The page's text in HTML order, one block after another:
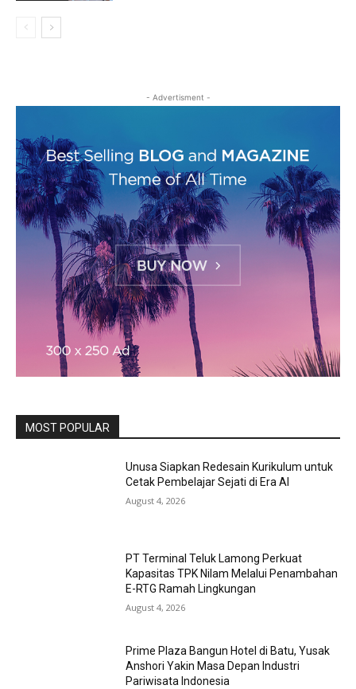
- Advertisment -
MOST POPULAR
Unusa Siapkan Redesain Kurikulum untuk
Cetak Pembelajar Sejati di Era AI
August 4, 2026
PT Terminal Teluk Lamong Perkuat
Kapasitas TPK Nilam Melalui Penambahan
E-RTG Ramah Lingkungan
August 4, 2026
Prime Plaza Bangun Hotel di Batu, Yusak
Anshori Yakin Masa Depan Industri
Pariwisata Indonesia